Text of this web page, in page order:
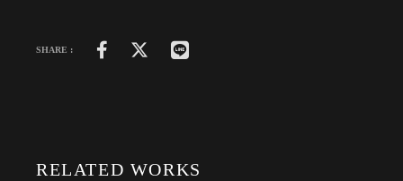
SHARE :
RELATED WORKS